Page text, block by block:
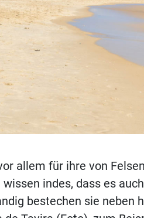
allem für ihre von
indes, dass es
bestechen sie neben